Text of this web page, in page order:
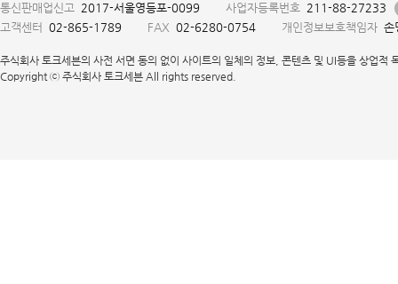
통신판매업신고 2017-서울영등포-0099 사업자등록번호 211-88-27233
고객센터 02-865-1789 FAX 02-6280-0754 개인정보보호책임자 손
주식회사 토크세븐의 사전 서면 동의 없이 사이트의 일체의 정보, 콘텐츠 및 UI등을 상업적
Copyright ⓒ 주식회사 토크세븐 All rights reserved.